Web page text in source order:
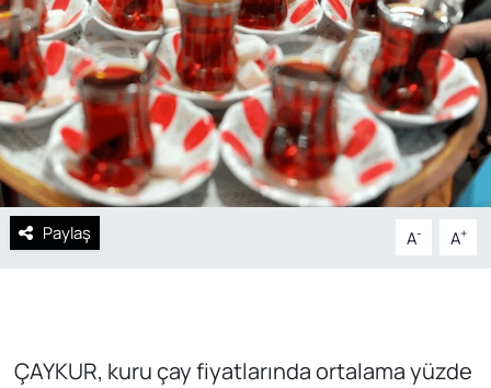
Paylaş A- A+
ÇAYKUR, kuru çay fiyatlarında ortalama yüzde